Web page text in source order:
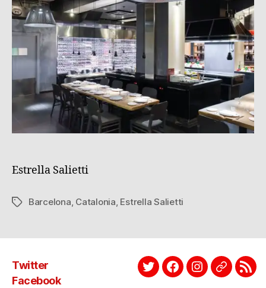
Estrella Salietti
TagsBarcelona, Catalonia, Estrella Salietti
Twitter
Facebook
TwitterFacebookInstagram
EyeEm